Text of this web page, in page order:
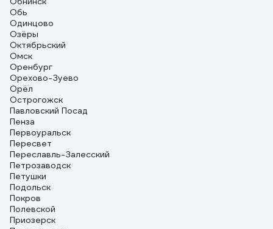
Обь
Одинцово
Озёры
Октябрьский
Омск
Оренбург
Орехово-Зуево
Орёл
Острогожск
Павловский Посад
Пенза
Первоуральск
Пересвет
Переславль-Залесский
Петрозаводск
Петушки
Подольск
Покров
Полевской
Приозерск